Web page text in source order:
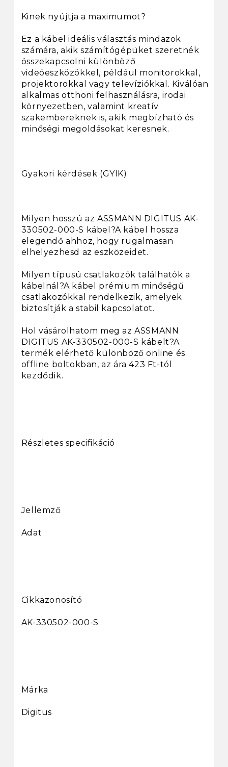
Kinek nyújtja a maximumot?
Ez a kábel ideális választás mindazok
számára, akik számítógépüket szeretnék
összekapcsolni különböző
videóeszközökkel, például monitorokkal,
projektorokkal vagy televíziókkal. Kiválóan
alkalmas otthoni felhasználásra, irodai
környezetben, valamint kreatív
szakembereknek is, akik megbízható és
minőségi megoldásokat keresnek.
Gyakori kérdések (GYIK)
Milyen hosszú az ASSMANN DIGITUS AK-
330502-000-S kábel?A kábel hossza
elegendő ahhoz, hogy rugalmasan
elhelyezhesd az eszközeidet.
Milyen típusú csatlakozók találhatók a
kábelnál?A kábel prémium minőségű
csatlakozókkal rendelkezik, amelyek
biztosítják a stabil kapcsolatot.
Hol vásárolhatom meg az ASSMANN
DIGITUS AK-330502-000-S kábelt?A
termék elérhető különböző online és
offline boltokban, az ára 423 Ft-tól
kezdődik.
Részletes specifikáció
Jellemző
Adat
Cikkazonosító
AK-330502-000-S
Márka
Digitus